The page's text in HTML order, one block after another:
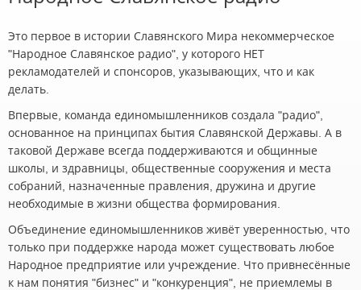
Это первое в истории Славянского Мира некоммерческое
"Народное Славянское радио", у которого НЕТ
рекламодателей и спонсоров, указывающих, что и как
делать.
Впервые, команда единомышленников создала "радио",
основанное на принципах бытия Славянской Державы. А в
таковой Державе всегда поддерживаются и общинные
школы, и здравницы, общественные сооружения и места
собраний, назначенные правления, дружина и другие
необходимые в жизни общества формирования.
Объединение единомышленников живёт уверенностью, что
только при поддержке народа может существовать любое
Народное предприятие или учреждение. Что привнесённые
к нам понятия "бизнес" и "конкуренция", не приемлемы в